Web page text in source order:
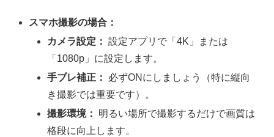
スマホ撮影の場合：
カメラ設定： 設定アプリで「4K」または
「1080p」に設定します。
手ブレ補正：
必ずONにしましょう（特に縦向
き撮影では重要です）。
撮影環境：
明るい場所で撮影するだけで画質は
格段に向上します。